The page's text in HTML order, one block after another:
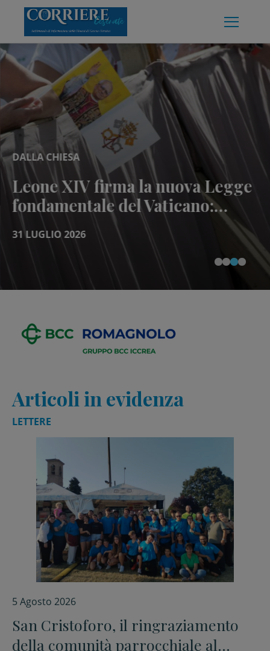
content
DALLA CHIESA
Leone XIV firma la nuova Legge
fondamentale del Vaticano:
presidenza aperta ai non
cardinali e poteri ridefiniti
31 LUGLIO 2026
Articoli in evidenza
LETTERE
5 Agosto 2026
San Cristoforo, il ringraziamento
della comunità parrocchiale al